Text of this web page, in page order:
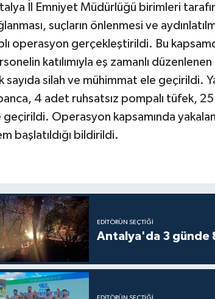
İl Emniyet Müdürlüğü birimleri
suçların önlenmesi ve
operasyon gerçekleştirildi. Bu
katılımıyla eş zamanlı
sayıda silah ve mühimmat ele geçirildi.
4 adet ruhsatsız pompalı tüfek,
geçirildi. Operasyon kapsamında
başlatıldığı bildirildi.
EDITÖRÜN SEÇTIĞI
Antalya'da 3 günde